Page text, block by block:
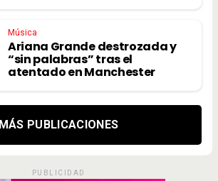
Música
Ariana Grande destrozada y
“sin palabras” tras el
atentado en Manchester
MÁS PUBLICACIONES
PUBLICIDAD